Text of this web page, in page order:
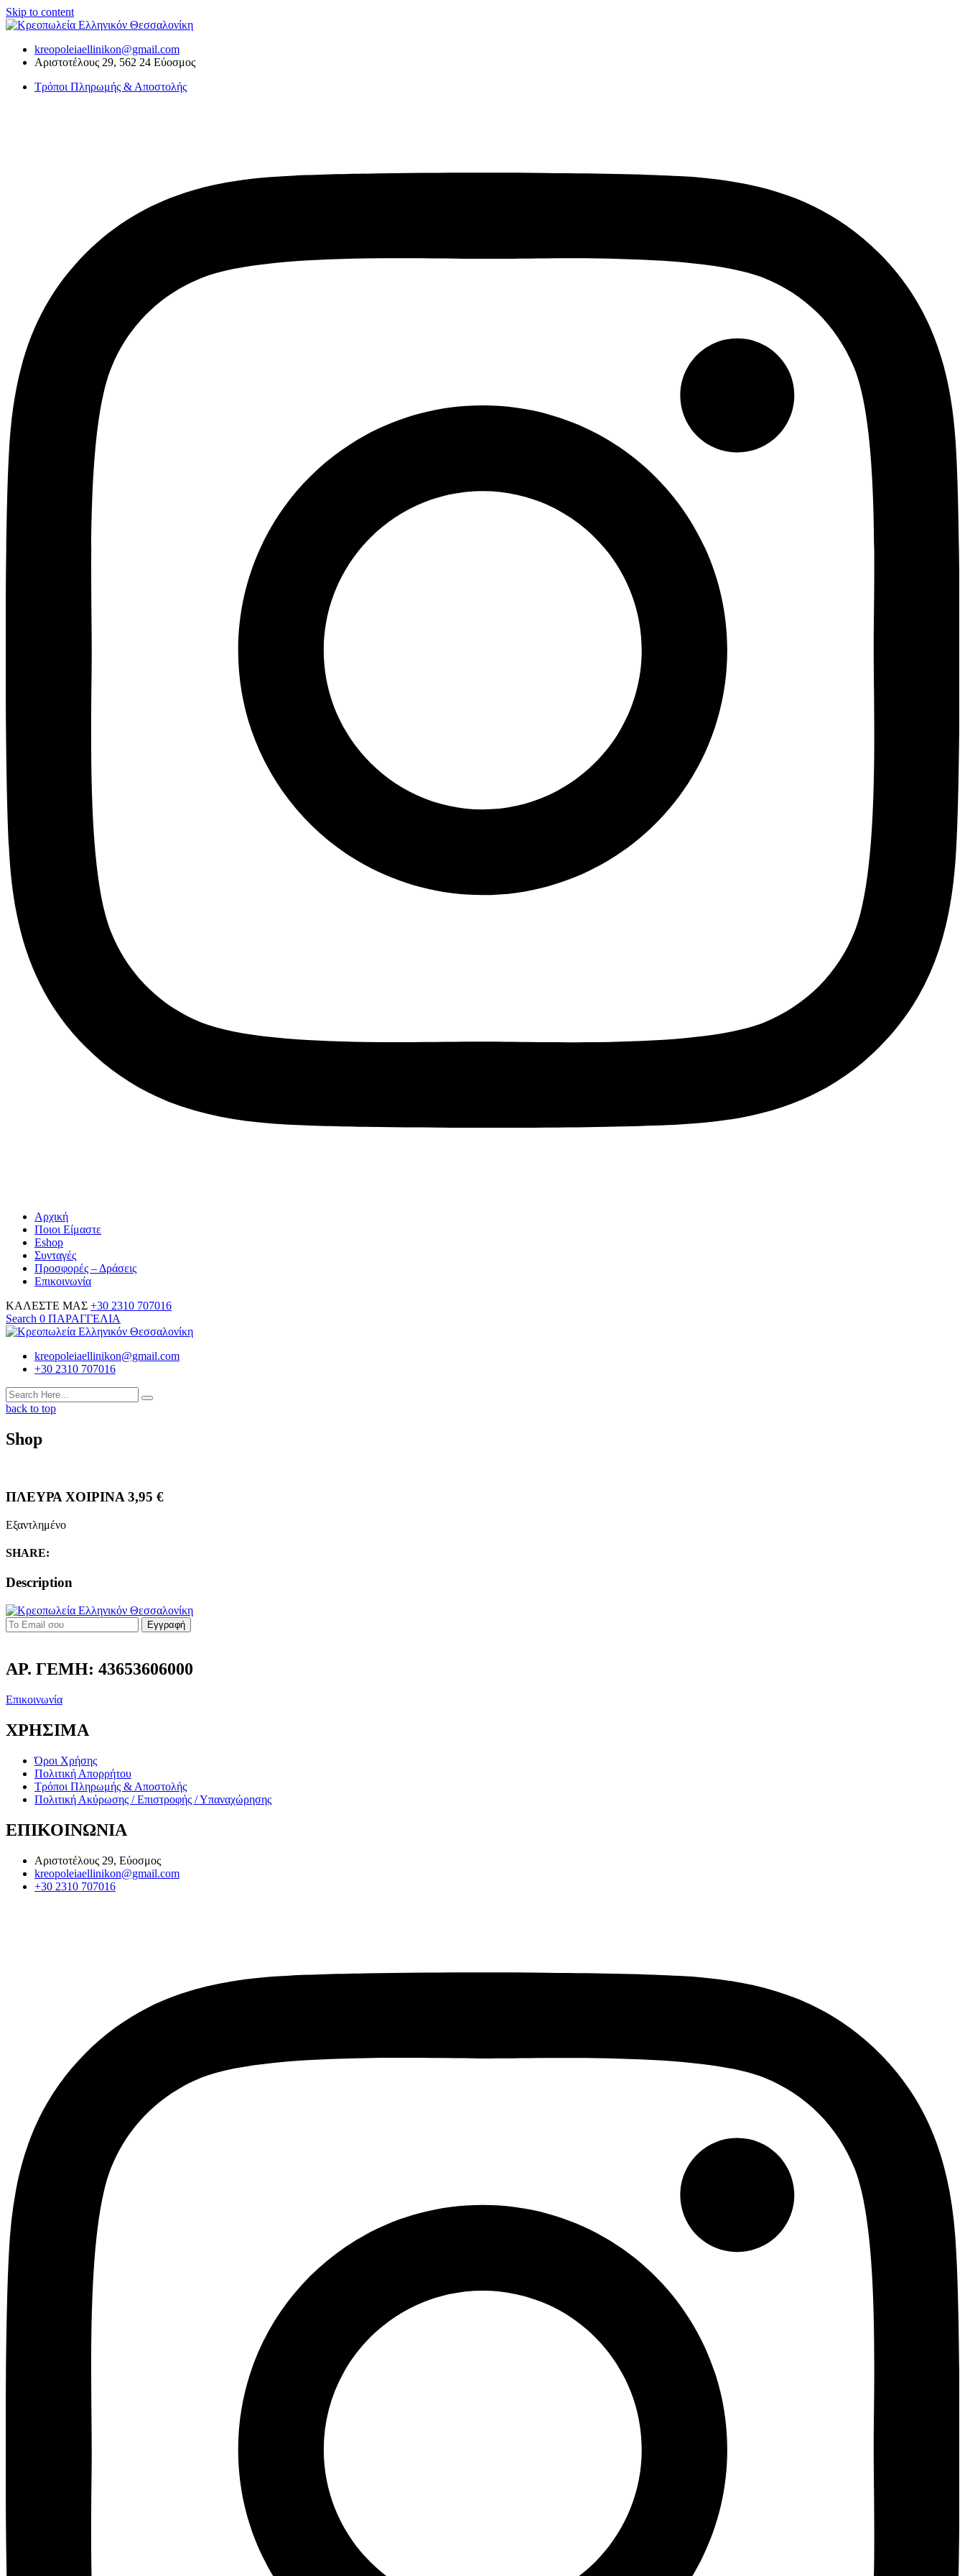
Skip to content
kreopoleiaellinikon@gmail.com
Αριστοτέλους 29, 562 24 Εύοσμος
Τρόποι Πληρωμής & Αποστολής
Αρχική
Ποιοι Είμαστε
Eshop
Συνταγές
Προσφορές – Δράσεις
Επικοινωνία
ΚΑΛΕΣΤΕ ΜΑΣ +30 2310 707016
Search 0 ΠΑΡΑΓΓΕΛΙΑ
kreopoleiaellinikon@gmail.com
+30 2310 707016
back to top
Shop
ΠΛΕΥΡΑ ΧΟΙΡΙΝΑ3,95 €
Εξαντλημένο
SHARE:
Description
Εγγραφή
ΑΡ. ΓΕΜΗ: 43653606000
Επικοινωνία
ΧΡΗΣΙΜΑ
Όροι Χρήσης
Πολιτική Απορρήτου
Τρόποι Πληρωμής & Αποστολής
Πολιτική Ακύρωσης / Επιστροφής / Υπαναχώρησης
ΕΠΙΚΟΙΝΩΝΙΑ
Αριστοτέλους 29, Εύοσμος
kreopoleiaellinikon@gmail.com
+30 2310 707016